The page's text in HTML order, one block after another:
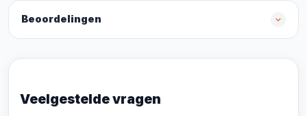
Beoordelingen
Veelgestelde vragen